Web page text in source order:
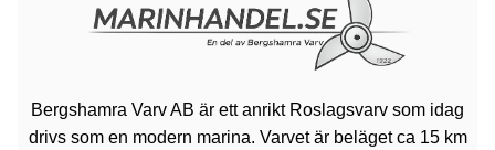
Bergshamra Varv AB är ett anrikt Roslagsvarv som idag
drivs som en modern marina. Varvet är beläget ca 15 km